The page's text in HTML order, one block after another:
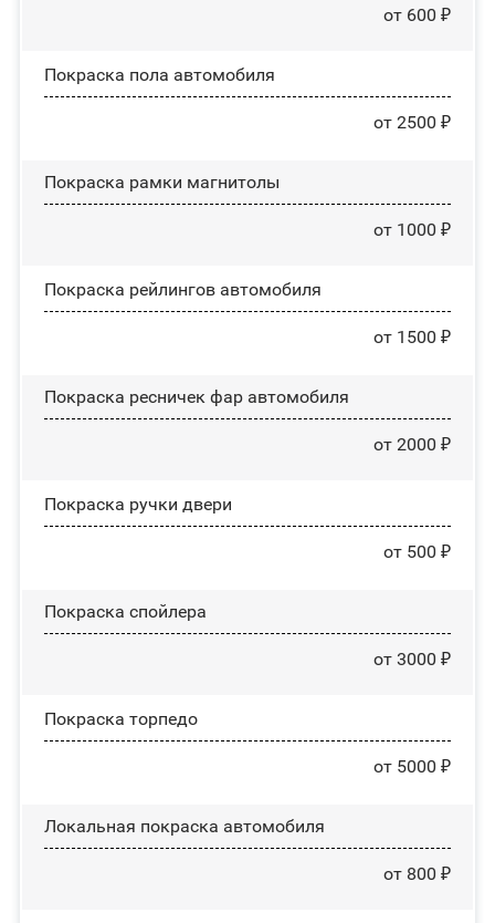
от 600 ₽
Покраска пола автомобиля
от 2500 ₽
Покраска рамки магнитолы
от 1000 ₽
Покраска рейлингов автомобиля
от 1500 ₽
Покраска ресничек фар автомобиля
от 2000 ₽
Покраска ручки двери
от 500 ₽
Покраска спойлера
от 3000 ₽
Покраска торпедо
от 5000 ₽
Локальная покраска автомобиля
от 800 ₽